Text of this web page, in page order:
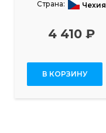
Страна:
Чехия
4 410 ₽
В КОРЗИНУ